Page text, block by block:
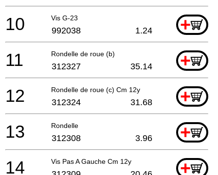
Vis G-23 +
10 992038 1.24
Rondelle de roue (b) +
11 312327 35.14
Rondelle de roue (c) Cm 12y +
12 312324 31.68
Rondelle +
13 312308 3.96
Vis Pas A Gauche Cm 12y +
14